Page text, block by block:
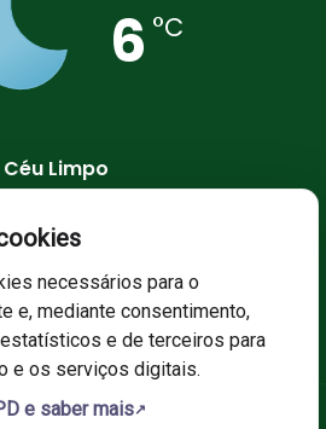
6 °C
Céu Limpo
1019 mb
necessários para o
e, mediante consentimento,
e de terceiros para
e os serviços digitais.
e saber mais